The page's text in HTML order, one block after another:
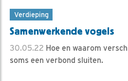
Verdieping
Samenwerkende vogels
30.05.22 Hoe en waarom
soms een verbond sluiten.